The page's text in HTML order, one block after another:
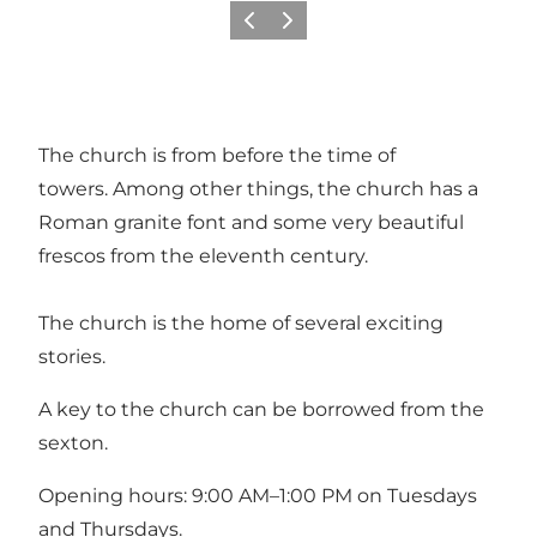
PrécédentSuivant
The church is from before the time of
towers. Among other things, the church has a
Roman granite font and some very beautiful
frescos from the eleventh century.
The church is the home of several exciting
stories.
A key to the church can be borrowed from the
sexton.
Opening hours: 9:00 AM–1:00 PM on Tuesdays
and Thursdays.